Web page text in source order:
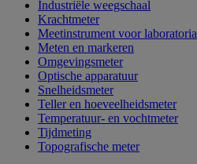
Industriële weegschaal
Krachtmeter
Meetinstrument voor laboratoria
Meten en markeren
Omgevingsmeter
Optische apparatuur
Snelheidsmeter
Teller en hoeveelheidsmeter
Temperatuur- en vochtmeter
Tijdmeting
Topografische meter